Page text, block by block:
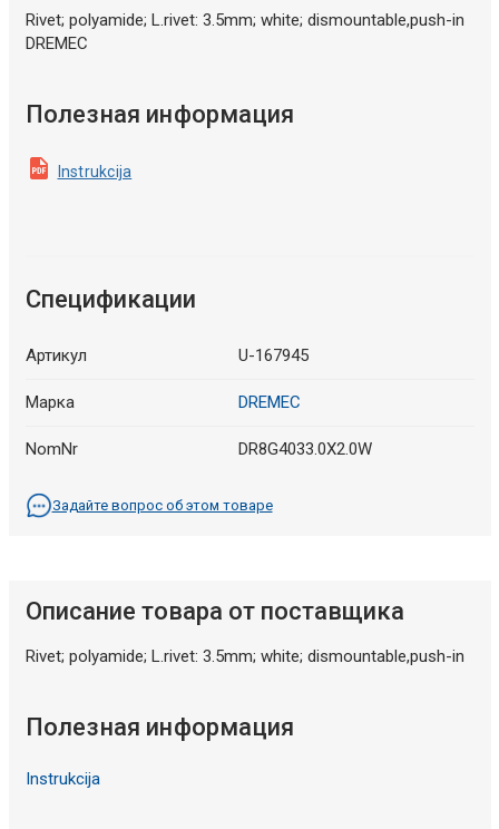
Rivet; polyamide; L.rivet: 3.5mm; white; dismountable,push-in
DREMEC
Полезная информация
Instrukcija
Спецификации
Артикул U-167945
Марка DREMEC
NomNr DR8G4033.0X2.0W
Задайте вопрос об этом товаре
Описание товара от поставщика
Rivet; polyamide; L.rivet: 3.5mm; white; dismountable,push-in
Полезная информация
Instrukcija